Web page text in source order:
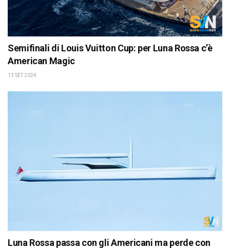
Semifinali di Louis Vuitton Cup: per Luna Rossa c’è
American Magic
13 SET 2024
Luna Rossa passa con gli Americani ma perde con